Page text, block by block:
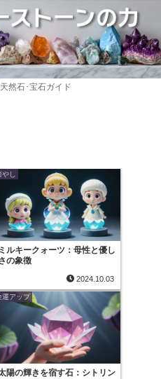
然石･宝石ガイド
し
ミルキークォーツ：母性と優し
の象徴
2024.10.03
運アップ
陽の輝きを宿す石：シトリン